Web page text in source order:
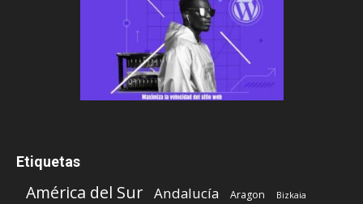
Etiquetas
América del Sur Andalucía Aragon Bizkaia